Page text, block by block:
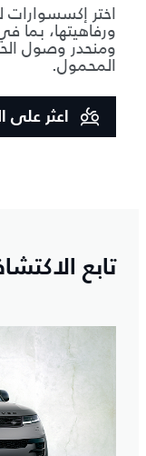
اختر إكسسوارات
ورفاهيتها، بما
ومنحدر وصول
المحمول.
اعثر على
تابع